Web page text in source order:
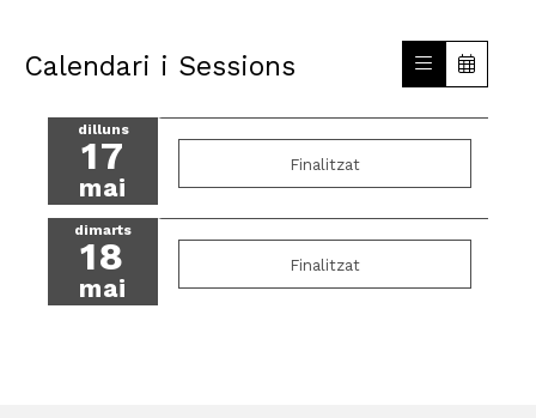
Calendari i Sessions
dilluns
17
mai
Finalitzat
dimarts
18
mai
Finalitzat